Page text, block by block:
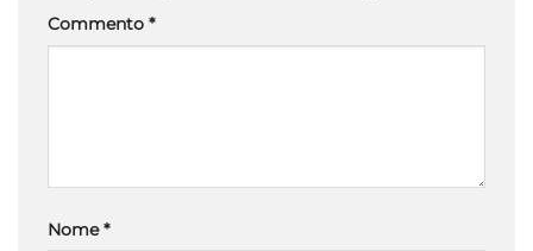
Commento *
Nome*